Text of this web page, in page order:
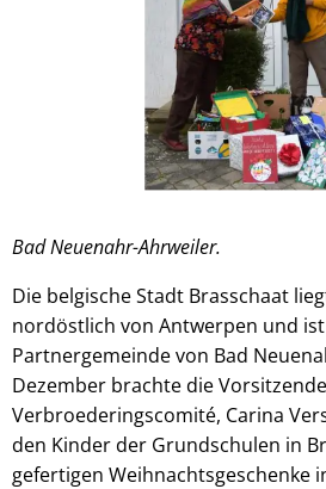
Bad Neuenahr-Ahrweiler.
Die belgische Stadt Brasschaat
nordöstlich von Antwerpen und
Partnergemeinde von Bad
Dezember brachte die
Verbroederingscomité, Carina
den Kinder der Grundschulen in
gefertigen Weihnachtsgeschenke